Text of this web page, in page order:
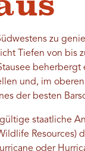
zu
Tiefen von bis
beherbergt
und, im oberen
der besten
staatliche
Resources)
oder